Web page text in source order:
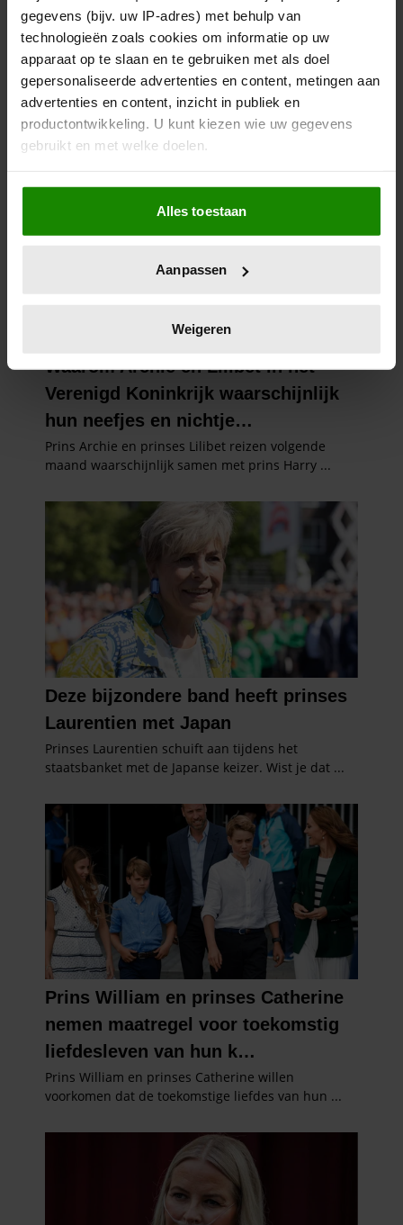
gegevens (bijv. uw IP-adres) met behulp van
technologieën zoals cookies om informatie op uw
apparaat op te slaan en te gebruiken met als doel
gepersonaliseerde advertenties en content, metingen aan
advertenties en content, inzicht in publiek en
productontwikkeling. U kunt kiezen wie uw gegevens
gebruikt en met welke doelen.
Als u het toestaat, willen we ook graag:
Informatie verzamelen over uw geografische
locatie, die tot een paar meter nauwkeurig kan zijn
scannen op specifieke eigenschappen (fingerprinting)
verwerkt en stel uw voorkeuren in het
intrekken in de Cookieverklaring.
We gebruiken cookies om content en advertenties te
personaliseren, om functies voor social media te bieden
en om ons websiteverkeer te analyseren. Ook delen we
informatie over uw gebruik van onze site met onze
partners kunnen deze gegevens combineren met andere
informatie die u aan ze heeft verstrekt of die ze hebben
verzameld op basis van uw gebruik van hun services. U
gaat akkoord met onze cookies als u onze website blijft
gebruiken.
Alles toestaan
Aanpassen
Weigeren